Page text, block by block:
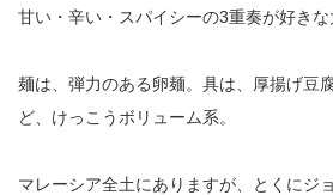
甘い・辛い・スパイシーの3重奏が好きな
麺は、弾力のある卵麺。具は、厚揚げ豆
ど、けっこうボリューム系。
マレーシア全土にありますが、とくにジ